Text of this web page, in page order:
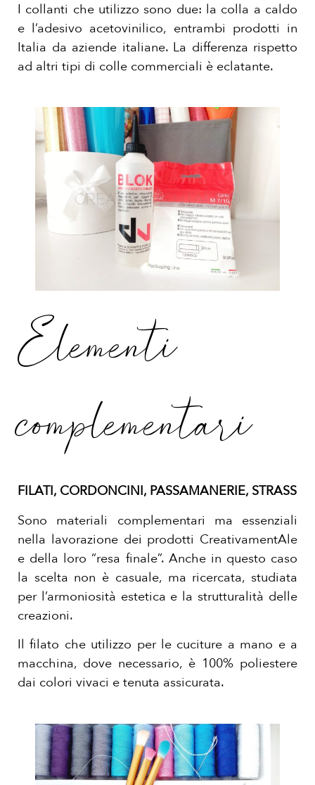
I collanti che utilizzo sono due: la colla a caldo
e l’adesivo acetovinilico, entrambi prodotti in
Italia da aziende italiane. La differenza rispetto
ad altri tipi di colle commerciali è eclatante.
Elementi
complementari
FILATI, CORDONCINI, PASSAMANERIE, STRASS
Sono materiali complementari ma essenziali
nella lavorazione dei prodotti CreativamentAle
e della loro “resa finale”. Anche in questo caso
la scelta non è casuale, ma ricercata, studiata
per l’armoniosità estetica e la strutturalità delle
creazioni.
Il filato che utilizzo per le cuciture a mano e a
macchina, dove necessario, è 100% poliestere
dai colori vivaci e tenuta assicurata.